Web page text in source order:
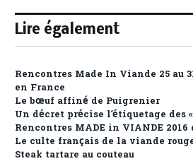
Lire également
Rencontres Made In Viande 25 au
en France
Le bœuf affiné de Puigrenier
Un décret précise l’étiquetage des
Rencontres MADE in VIANDE 2016
Le culte français de la viande
Steak tartare au couteau